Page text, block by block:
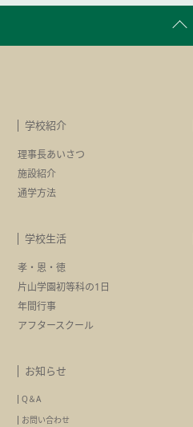
学校紹介
理事長あいさつ
施設紹介
通学方法
学校生活
孝・恩・徳
片山学園初等科の1日
年間行事
アフタースクール
お知らせ
Q＆A
お問い合わせ